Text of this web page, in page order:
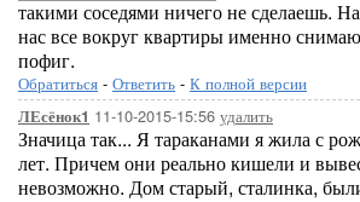
такими соседями ничего не сделаешь.
нас все вокруг квартиры именно
пофиг.
Обратиться - Ответить - К полной версии
ЛЕсёнок1 11-10-2015-15:56 удалить
Значица так... Я тараканами я жила с
лет. Причем они реально кишели и
невозможно. Дом старый, сталинка,